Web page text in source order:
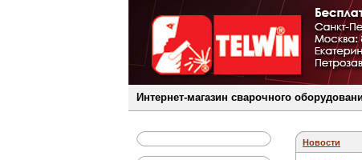
Интернет-магазин сварочного
Новости